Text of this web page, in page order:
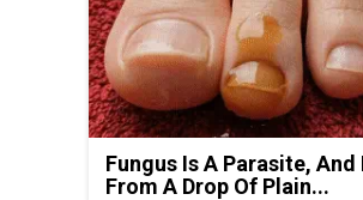
Fungus Is A Parasite, And
From A Drop Of Plain...